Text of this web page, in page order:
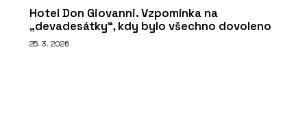
Hotel Don Giovanni. Vzpomínka na
„devadesátky“, kdy bylo všechno dovoleno
25. 3. 2026